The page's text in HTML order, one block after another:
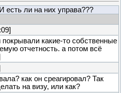
ли на них управа???
какие-то собственные
отчетность. а потом всё
как он среагировал? Так
на визу, или как?